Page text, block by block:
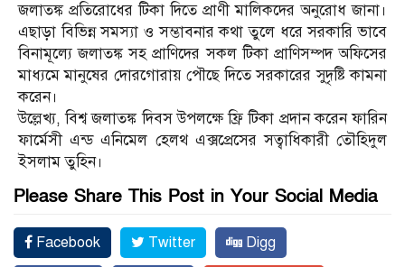
জলাতঙ্ক প্রতিরোধের টিকা দিতে প্রাণী মালিকদের অনুরোধ জানা।
এছাড়া বিভিন্ন সমস্যা ও সম্ভাবনার কথা তুলে ধরে সরকারি ভাবে
বিনামূল্যে জলাতঙ্ক সহ প্রাণিদের সকল টিকা প্রাণিসম্পদ অফিসের
মাধ্যমে মানুষের দোরগোরায় পৌছে দিতে সরকারের সুদৃষ্টি কামনা
করেন।
উল্লেখ্য, বিশ্ব জলাতঙ্ক দিবস উপলক্ষে ফ্রি টিকা প্রদান করেন ফারিন
ফার্মেসী এন্ড এনিমেল হেলথ এক্সপ্রেসের সত্বাধিকারী তৌহিদুল
ইসলাম তুহিন।
Please Share This Post in Your Social Media
Facebook Twitter Digg